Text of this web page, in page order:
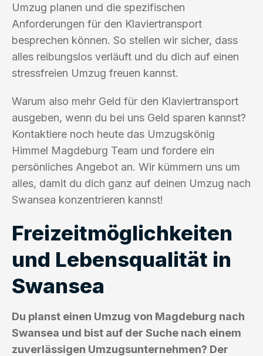
Umzug planen und die spezifischen
Anforderungen für den Klaviertransport
besprechen können. So stellen wir sicher, dass
alles reibungslos verläuft und du dich auf einen
stressfreien Umzug freuen kannst.
Warum also mehr Geld für den Klaviertransport
ausgeben, wenn du bei uns Geld sparen kannst?
Kontaktiere noch heute das Umzugskönig
Himmel Magdeburg Team und fordere ein
persönliches Angebot an. Wir kümmern uns um
alles, damit du dich ganz auf deinen Umzug nach
Swansea konzentrieren kannst!
Freizeitmöglichkeiten
und Lebensqualität in
Swansea
Du planst einen Umzug von Magdeburg nach
Swansea und bist auf der Suche nach einem
zuverlässigen Umzugsunternehmen? Der